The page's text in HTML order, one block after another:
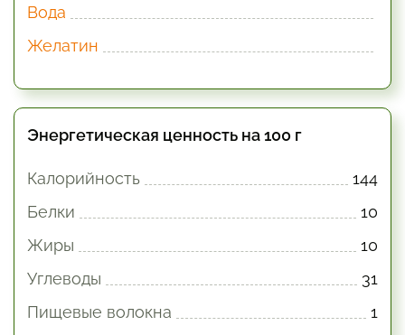
Вода
Желатин
Энергетическая ценность на 100 г
Калорийность
144
Белки
10
Жиры
10
Углеводы
31
Пищевые волокна
1